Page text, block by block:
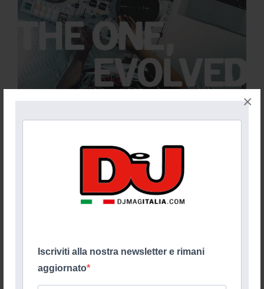
Iscriviti alla nostra newsletter e rimani
aggiornato
×